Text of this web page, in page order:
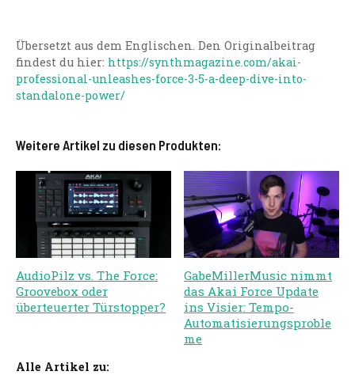
Übersetzt aus dem Englischen. Den Originalbeitrag
findest du hier: https://synthmagazine.com/akai-
professional-unleashes-force-3-5-a-deep-dive-into-
standalone-power/
Weitere Artikel zu diesen Produkten:
AudioPilz vs. The Force:
Groovebox oder
überteuerter Türstopper?
GabeMillerMusic nimmt
das Akai Force Update
ins Visier: Tempo-
Automatisierungsproble
me
Alle Artikel zu: